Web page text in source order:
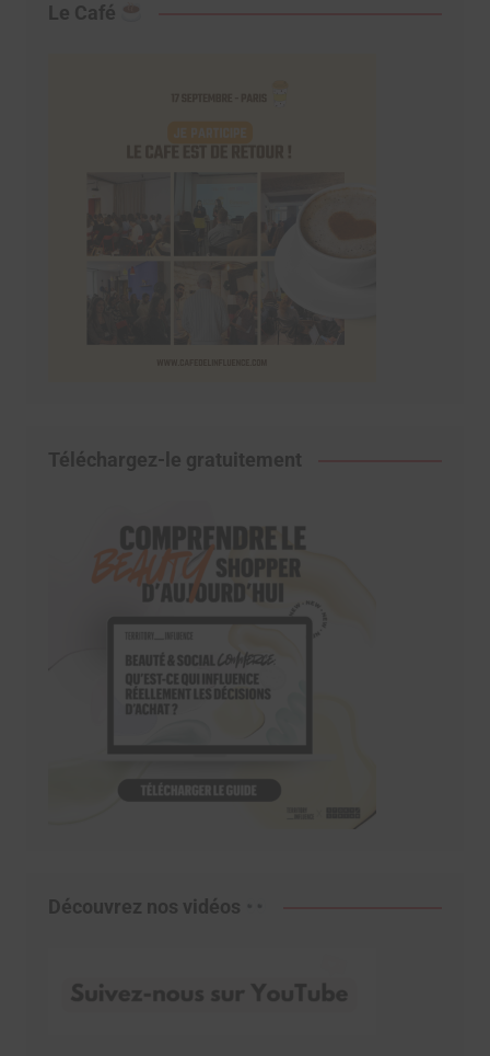
Le Café
Téléchargez-le gratuitement
Découvrez nos vidéos